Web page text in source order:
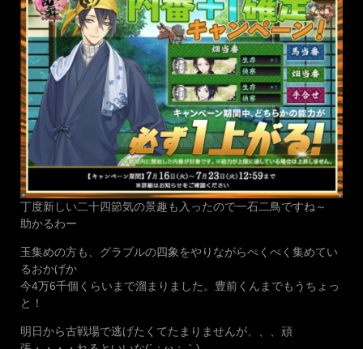
丁度新しい二十四節気の景趣も入ったので一石二鳥ですね～
助かるわー
玉集めの方も、グラブルの四象をやりながらぺくぺく集めてい
るおかげか
今4万6千個くらいまで溜まりました。豊前くんまでもうちょっ
と！
明日から古戦場で逃げたくてたまりませんが、、、頑